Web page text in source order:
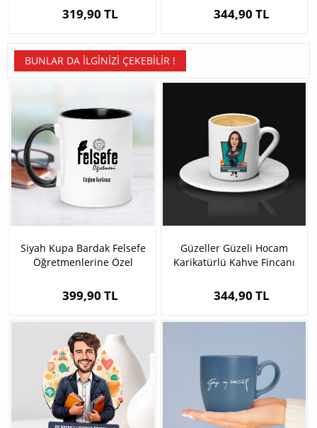
319,90 TL 344,90 TL
BUNLAR DA İLGINIZI ÇEKEBILIR !
Siyah Kupa Bardak Felsefe
Öğretmenlerine Özel
399,90 TL
Güzeller Güzeli Hocam
Karikatürlü Kahve Fincanı
344,90 TL